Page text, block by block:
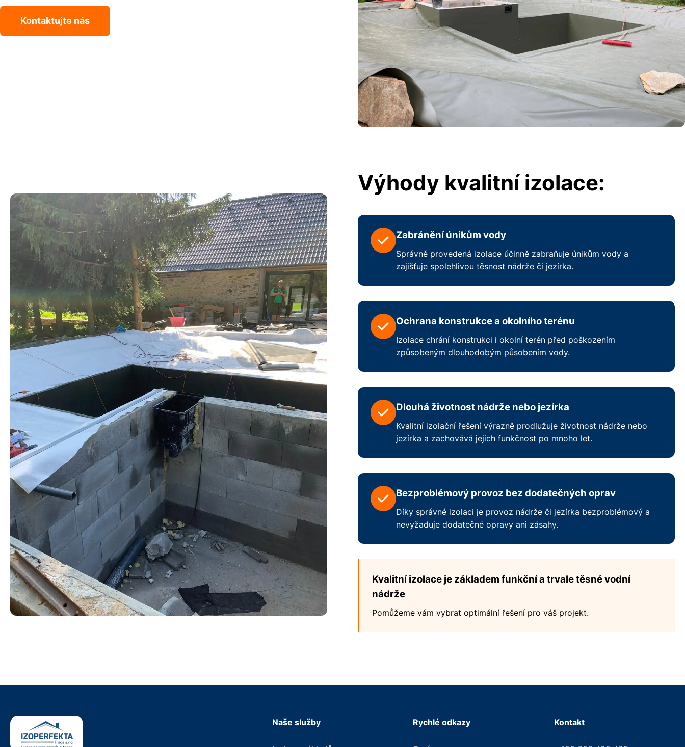
Kontaktujte nás
Výhody kvalitní izolace:
Zabránění únikům vody
Správně provedená izolace účinně zabraňuje únikům vody a
zajišťuje spolehlivou těsnost nádrže či jezírka.
Ochrana konstrukce a okolního terénu
Izolace chrání konstrukci i okolní terén před poškozením
způsobeným dlouhodobým působením vody.
Dlouhá životnost nádrže nebo jezírka
Kvalitní izolační řešení výrazně prodlužuje životnost nádrže nebo
jezírka a zachovává jejich funkčnost po mnoho let.
Bezproblémový provoz bez dodatečných oprav
Díky správné izolaci je provoz nádrže či jezírka bezproblémový a
nevyžaduje dodatečné opravy ani zásahy.
Kvalitní izolace je základem funkční a trvale těsné vodní
nádrže
Pomůžeme vám vybrat optimální řešení pro váš projekt.
Naše služby Rychlé odkazy Kontakt